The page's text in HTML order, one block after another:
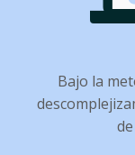
Bajo la